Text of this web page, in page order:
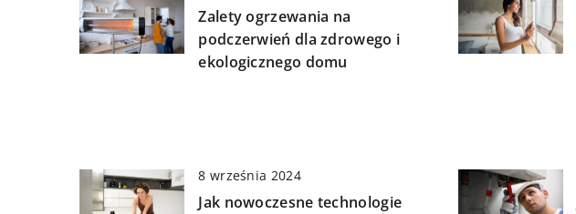
Zalety ogrzewania na
podczerwień dla zdrowego i
ekologicznego domu
8 września 2024
Jak nowoczesne technologie